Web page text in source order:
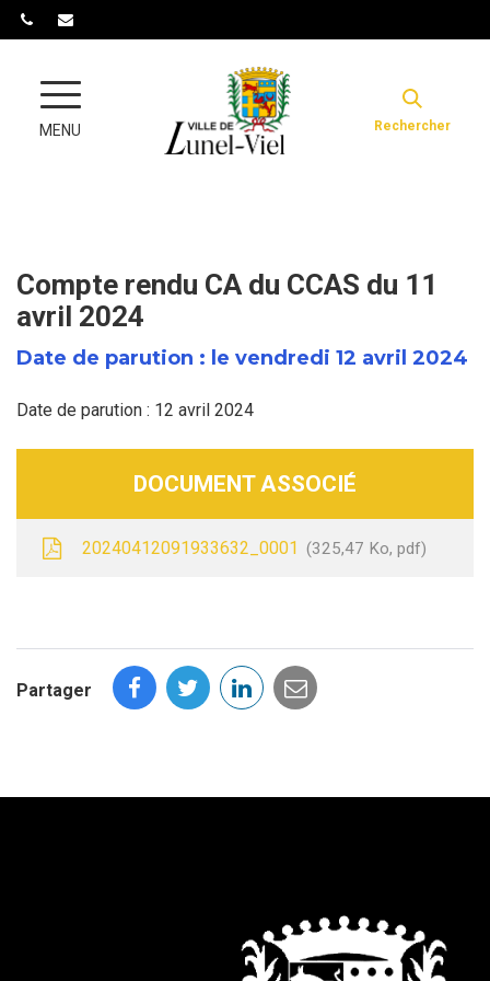
MENU Rechercher
Compte rendu CA du CCAS du 11
avril 2024
Date de parution : le vendredi 12 avril 2024
Date de parution : 12 avril 2024
DOCUMENT ASSOCIÉ
20240412091933632_0001 325,47 Ko, pdf
Partager